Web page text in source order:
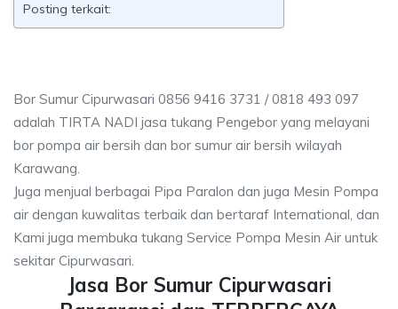
Posting terkait:
Bor Sumur Cipurwasari 0856 9416 3731 / 0818 493 097
adalah TIRTA NADI jasa tukang Pengebor yang melayani
bor pompa air bersih dan bor sumur air bersih wilayah
Karawang.
Juga menjual berbagai Pipa Paralon dan juga Mesin Pompa
air dengan kuwalitas terbaik dan bertaraf International, dan
Kami juga membuka tukang Service Pompa Mesin Air untuk
sekitar Cipurwasari.
Jasa Bor Sumur Cipurwasari